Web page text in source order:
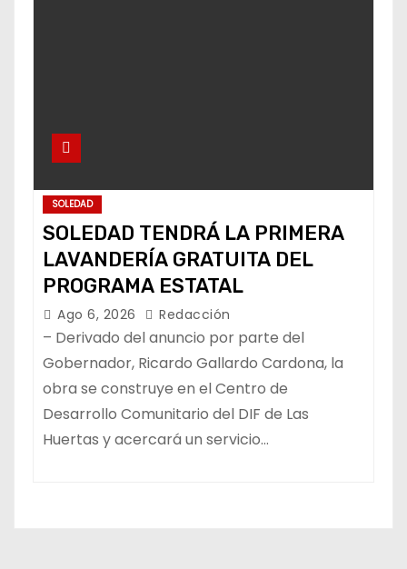
SOLEDAD
SOLEDAD TENDRÁ LA PRIMERA
LAVANDERÍA GRATUITA DEL
PROGRAMA ESTATAL
Ago 6, 2026 Redacción
– Derivado del anuncio por parte del
Gobernador, Ricardo Gallardo Cardona, la
obra se construye en el Centro de
Desarrollo Comunitario del DIF de Las
Huertas y acercará un servicio…